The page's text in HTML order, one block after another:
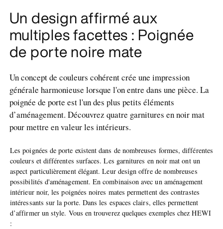
Un design affirmé aux
multiples facettes : Poignée
de porte noire mate
Un concept de couleurs cohérent crée une impression
générale harmonieuse lorsque l'on entre dans une pièce. La
poignée de porte est l'un des plus petits éléments
d’aménagement. Découvrez quatre garnitures en noir mat
pour mettre en valeur les intérieurs.
Les poignées de porte existent dans de nombreuses formes, différentes
couleurs et différentes surfaces. Les garnitures en noir mat ont un
aspect particulièrement élégant. Leur design offre de nombreuses
possibilités d'aménagement. En combinaison avec un aménagement
intérieur noir, les poignées noires mates permettent des contrastes
intéressants sur la porte. Dans les espaces clairs, elles permettent
d’affirmer un style. Vous en trouverez quelques exemples chez HEWI
: